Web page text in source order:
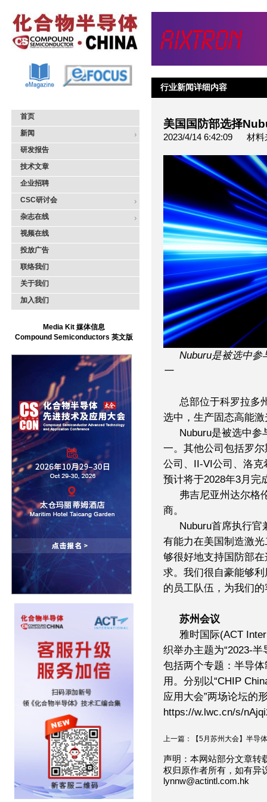
首页
新闻
研发报告
技术文章
企业招聘
CSC研讨会
杂志在线
视频在线
投放广告
联络我们
关于我们
加入我们
Media Kit 媒体信息
Compound Semiconductors 英文版
行业新闻详细内容
美国国防部选择
2023/4/14 6:42:09 材料
Nuburu是被选中参
一
总部位于科罗拉多
选中，生产固态高能
Nuburu是被选中参
一。其他公司包括罗
公司、II-VI公司、洛克
预计将于2028年3月完
弗吉尼亚州达尔格
商。
Nuburu首席执行官
有能力在美国制造激
够很好地支持国防部
求。我们很自豪能够
的员工队伍，为我们
苏州会议
雅时国际(ACT
织举办主题为“2023-
包括两个专题：半导
用。分别以“CHIP
应用大会”两场论坛的
https://w.lwc.cn/s/
上一篇：【5月苏州大会】半导
声明：本网站部分文章转
权归原作者所有，如有异
lynnw@actintl.com.hk